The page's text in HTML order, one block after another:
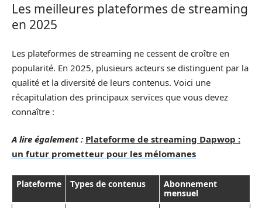
Les meilleures plateformes de streaming
en 2025
Les plateformes de streaming ne cessent de croître en
popularité. En 2025, plusieurs acteurs se distinguent par la
qualité et la diversité de leurs contenus. Voici une
récapitulation des principaux services que vous devez
connaître :
A lire également : Plateforme de streaming Dapwop :
un futur prometteur pour les mélomanes
Plateforme Types de contenus
Abonnement
mensuel